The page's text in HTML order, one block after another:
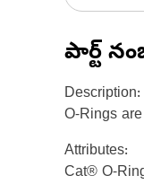
పార్ట్
Description:
O-Rings
Attributes:
Cat® O-